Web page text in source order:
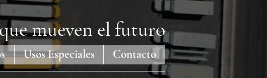
mueven el futuro
Usos Especiales Contacto